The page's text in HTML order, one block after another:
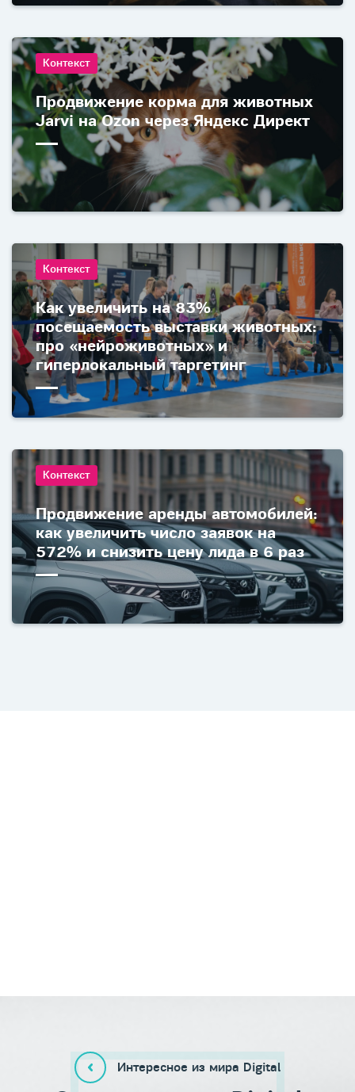
Контекст
Продвижение корма для животных
Jarvi на Ozon через Яндекс Директ
Контекст
Как увеличить на 83%
посещаемость выставки животных:
про «нейроживотных» и
гиперлокальный таргетинг
Контекст
Продвижение аренды автомобилей:
как увеличить число заявок на
572% и снизить цену лида в 6 раз
Интересное из мира Digital